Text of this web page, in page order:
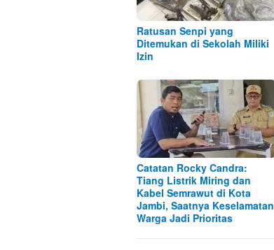
Ratusan Senpi yang
Ditemukan di Sekolah Miliki
Izin
Catatan Rocky Candra:
Tiang Listrik Miring dan
Kabel Semrawut di Kota
Jambi, Saatnya Keselamatan
Warga Jadi Prioritas